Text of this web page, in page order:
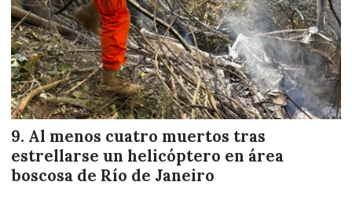
Al menos cuatro muertos tras
estrellarse un helicóptero en área
boscosa de Río de Janeiro